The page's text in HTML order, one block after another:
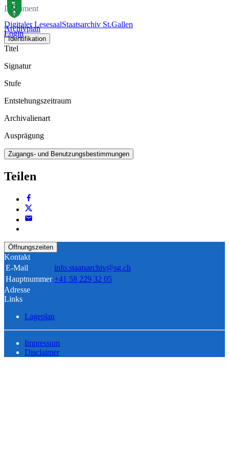
Digitaler LesesaalStaatsarchiv St.Gallen
Login
Dokument
Archivplan
Identifikation
Titel
Signatur
Stufe
Entstehungszeitraum
Archivalienart
Ausprägung
Zugangs- und Benutzungsbestimmungen
Teilen
Öffnungszeiten
Kontakt
E-Mail
info.staatsarchiv@sg.ch
Hauptnummer +41 58 229 32 05
Adresse
Links
Lageplan
Impressum
Disclaimer